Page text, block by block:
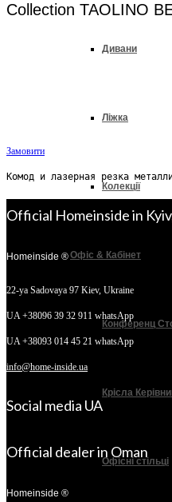
Дивани
Ліжка
Колекції
Офіс & Кабінет
Конференц
Крісла
Офісні стільці
Collection TAOLINO
Замовити
Комод и лазерная резка
Official Homeinside in
Homeinside ®
22-ya Sadovaya 97 Kiev, Ukraine
UA +38096 39 32 911 whatsApp
UA +38093 014 45 21 whatsApp
info@home-inside.ua
Social media UA
Official dealer in Oman
Homeinside ®